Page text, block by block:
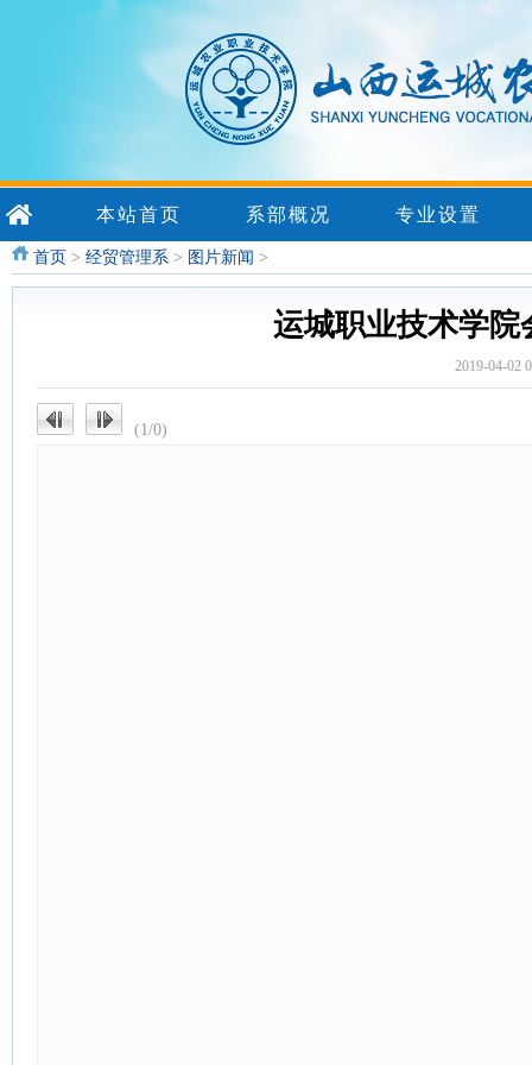
本站首页 系部概况 专业设置
首页 > 经贸管理系 > 图片新闻 >
运城职业技术学
2019-04-
(1/0)